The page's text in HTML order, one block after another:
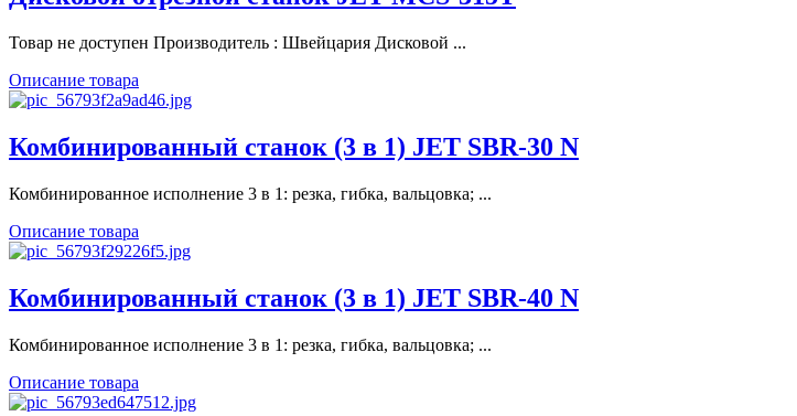
Товар не доступен Производитель : Швейцария Дисковой ...
Описание товара
Комбинированный станок (3 в 1) JET SBR-30 N
Комбинированное исполнение 3 в 1: резка, гибка, вальцовка; ...
Описание товара
Комбинированный станок (3 в 1) JET SBR-40 N
Комбинированное исполнение 3 в 1: резка, гибка, вальцовка; ...
Описание товара